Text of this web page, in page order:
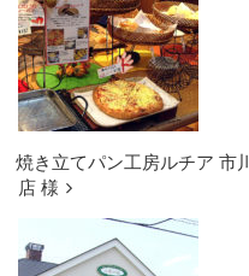
焼き立てパン工房ルチア 市川
店 様